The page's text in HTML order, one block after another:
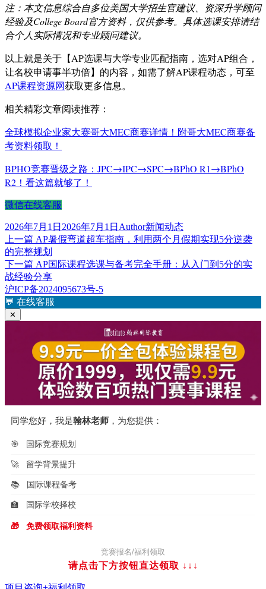
注：本文信息综合自多位美国大学招生官建议、资深升学顾问
经验及College Board官方资料，仅供参考。具体选课安排请结
合个人实际情况和专业顾问建议。
以上就是关于【AP选课与大学专业匹配指南，选对AP组合，
让名校申请事半功倍】的内容，如需了解AP课程动态，可至
AP课程资源网获取更多信息。
相关精彩文章阅读推荐：
全球模拟企业家大赛哥大MEC商赛详情！附哥大MEC商赛备
考资料领取！
BPHO竞赛晋级之路：JPC→IPC→SPC→BPhO R1→BPhO
R2！看这篇就够了！
微信在线客服
发
布
于
2026年7月1日 2026年7月1日 作
者
Author分
类
新闻动态
文
章
导
航
上一篇 上
篇
文
章：
AP暑假弯道超车指南，利用两个月假期实现5分逆袭
的完整规划
下一篇 下
篇
文
章：
AP国际课程选课与备考完全手册：从入门到5分的实
战经验分享
沪ICP备2024095673号-5
💬 在线客服
✕
同学您好，我是翰林老师 ，为您提供：
🎯 国际竞赛规划
🚀 留学背景提升
📚 国际课程备考
🏫 国际学校择校
🎁 免费领取福利资料
竞赛报名/福利领取
请点击下方按钮直达领取 ↓↓↓